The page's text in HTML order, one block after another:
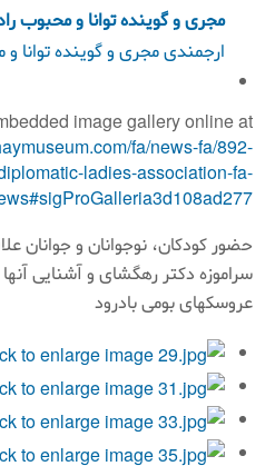
مجری و گوینده توانا و محبوب
ارجمندی مجری و گوینده توانا
image gallery online at:
fa/news-fa/892-
ladies-association-fa-
حضور کودکان، نوجوانان و جوانان
سراموزه دکتر رهگشای و آشنایی آنها
عروسکهای بومی بادرود